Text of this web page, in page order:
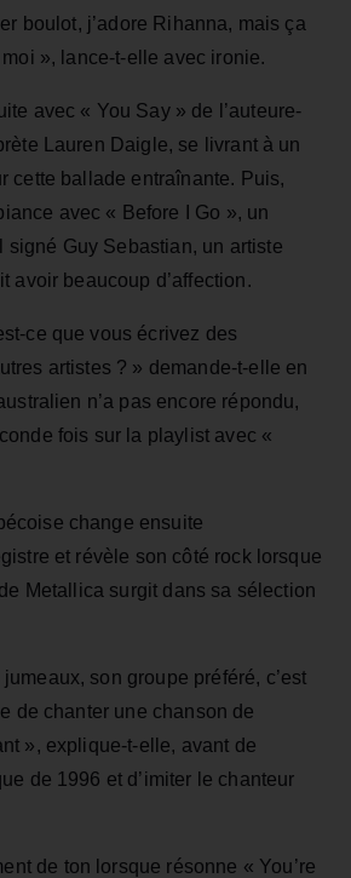
boulot, j’adore Rihanna, mais ça
», lance-t-elle avec ironie.
avec « You Say » de l’auteure-
Lauren Daigle, se livrant à un
cette ballade entraînante. Puis,
avec « Before I Go », un
signé Guy Sebastian, un artiste
avoir beaucoup d’affection.
ce que vous écrivez des
artistes ? » demande-t-elle en
n’a pas encore répondu,
fois sur la playlist avec «
change ensuite
et révèle son côté rock lorsque
Metallica surgit dans sa sélection
son groupe préféré, c’est
de chanter une chanson de
», explique-t-elle, avant de
de 1996 et d’imiter le chanteur
de ton lorsque résonne « You’re